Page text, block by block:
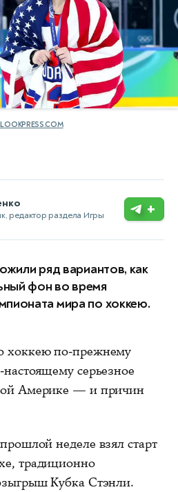
редактор раздела Игры +
ряд вариантов, как
фон во время
мира по хоккею.
хоккею по-прежнему
серьезное
Америке — и причин
неделе взял старт
традиционно
Кубка Стэнли.